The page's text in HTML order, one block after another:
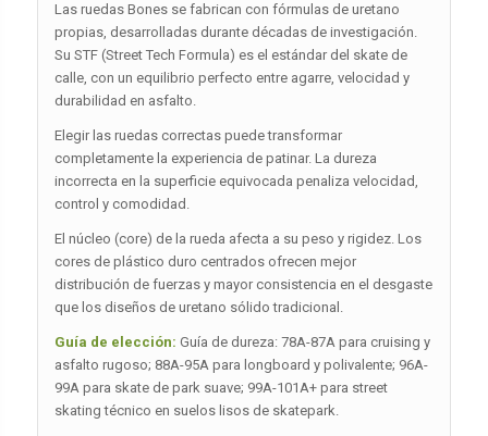
Las ruedas Bones se fabrican con fórmulas de uretano
propias, desarrolladas durante décadas de investigación.
Su STF (Street Tech Formula) es el estándar del skate de
calle, con un equilibrio perfecto entre agarre, velocidad y
durabilidad en asfalto.
Elegir las ruedas correctas puede transformar
completamente la experiencia de patinar. La dureza
incorrecta en la superficie equivocada penaliza velocidad,
control y comodidad.
El núcleo (core) de la rueda afecta a su peso y rigidez. Los
cores de plástico duro centrados ofrecen mejor
distribución de fuerzas y mayor consistencia en el desgaste
que los diseños de uretano sólido tradicional.
Guía de elección: Guía de dureza: 78A-87A para cruising y
asfalto rugoso; 88A-95A para longboard y polivalente; 96A-
99A para skate de park suave; 99A-101A+ para street
skating técnico en suelos lisos de skatepark.